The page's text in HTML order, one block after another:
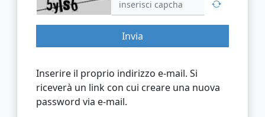
Invia
Inserire il proprio indirizzo e-mail. Si
riceverà un link con cui creare una nuova
password via e-mail.